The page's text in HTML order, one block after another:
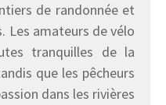
de randonnée et
Les amateurs de vélo
tranquilles de la
que les pêcheurs
dans les rivières